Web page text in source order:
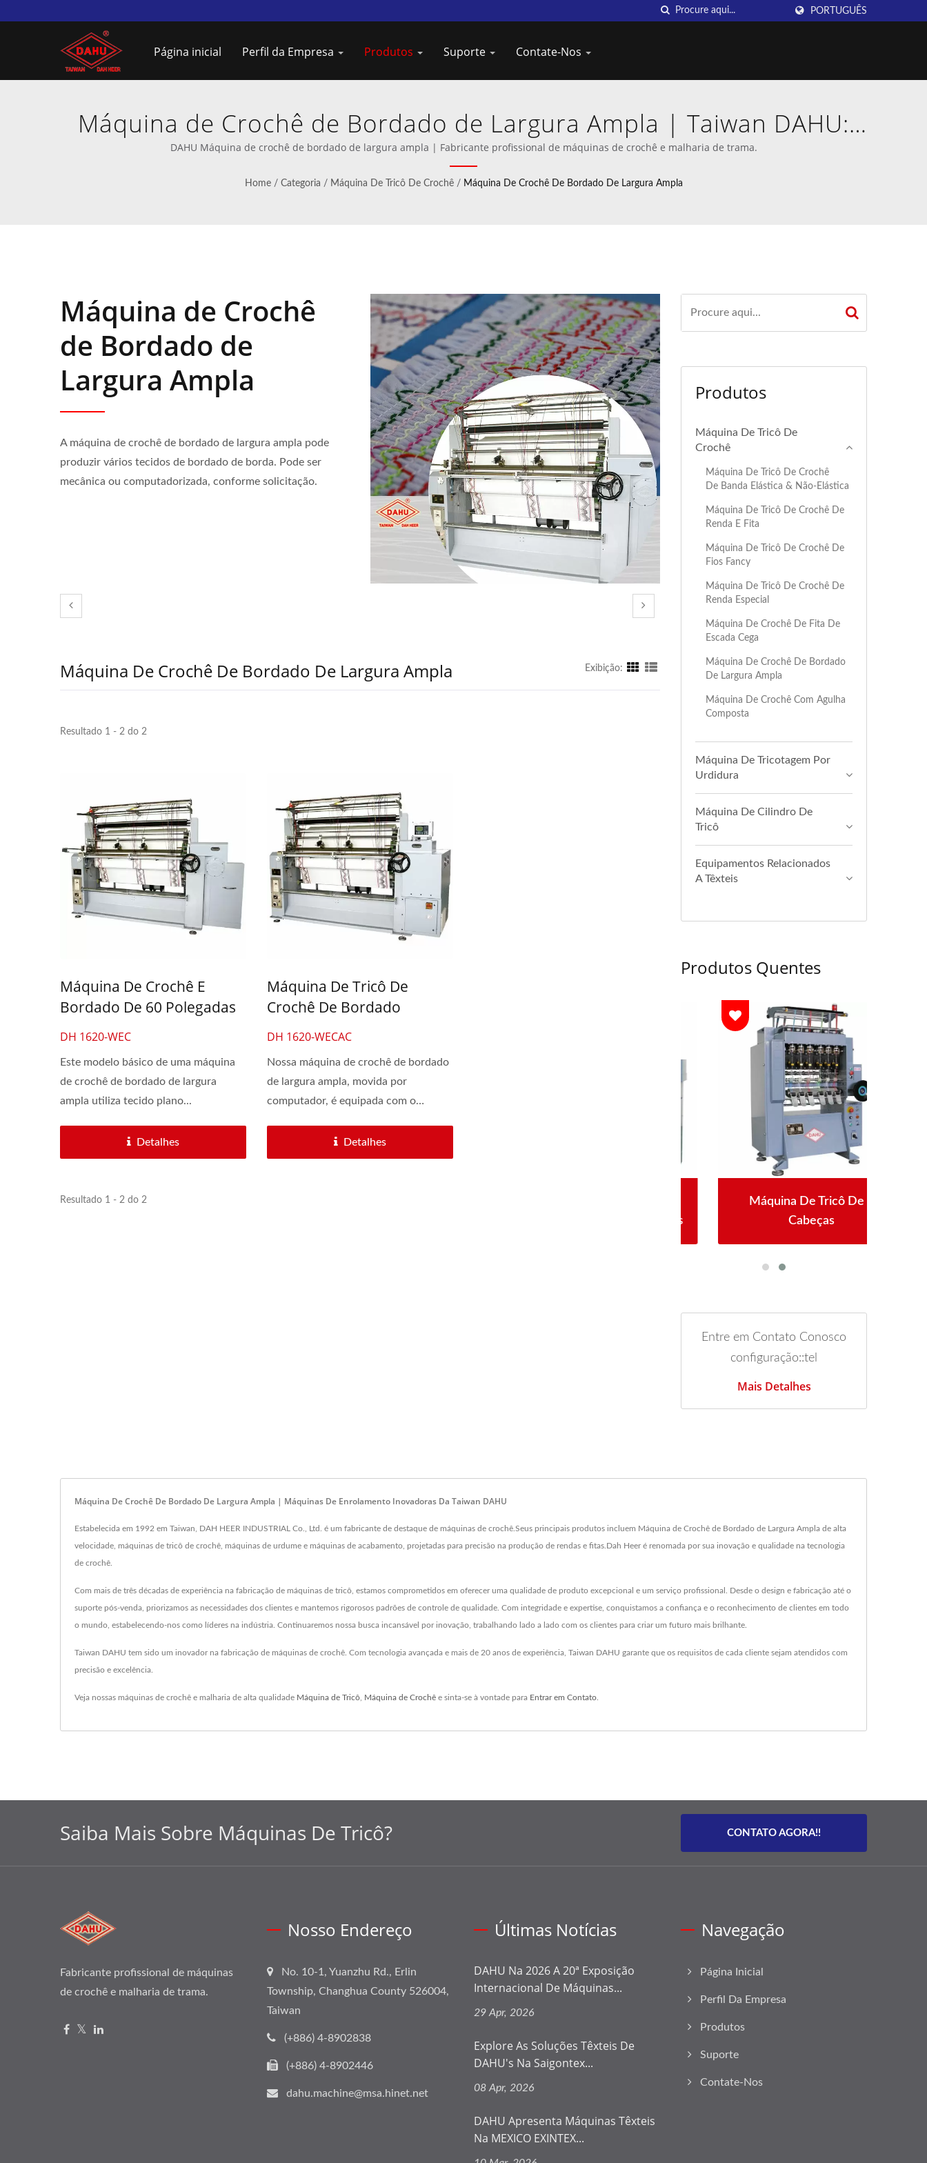
PORTUGUÊS
Página inicial Perfil da Empresa Produtos Suporte Contate-Nos
Máquina de Crochê de Bordado de Largura Ampla | Taiwan DAHU:
Fornecedor Líder de Máquinas de Tricô de Crochê
DAHU Máquina de crochê de bordado de largura ampla | Fabricante profissional de máquinas de crochê e malharia de trama.
Home / Categoria / Máquina De Tricô De Crochê / Máquina De Crochê De Bordado De Largura Ampla
Máquina de Crochê
de Bordado de
Largura Ampla
A máquina de crochê de bordado de largura ampla pode
produzir vários tecidos de bordado de borda. Pode ser
mecânica ou computadorizada, conforme solicitação.
Máquina De Crochê De Bordado De Largura Ampla Exibição:
Resultado 1 - 2 do 2
Máquina De Crochê E
Bordado De 60 Polegadas
Para Tecido De Moda
DH 1620-WEC
Este modelo básico de uma máquina
de crochê de bordado de largura
ampla utiliza tecido plano...
Detalhes
Máquina De Tricô De
Crochê De Bordado
Computadorizada De 60
Tecido De Moda
DH 1620-WECAC
Nossa máquina de crochê de bordado
de largura ampla, movida por
computador, é equipada com o
Detalhes
Resultado 1 - 2 do 2
Produtos
Máquina De Tricô De
Crochê
Máquina De Tricô De Crochê
De Banda Elástica & Não-Elástica
Máquina De Tricô De Crochê De
Renda E Fita
Máquina De Tricô De Crochê De
Fios Fancy
Máquina De Tricô De Crochê De
Renda Especial
Máquina De Crochê De Fita De
Escada Cega
Máquina De Crochê De Bordado
De Largura Ampla
Máquina De Crochê Com Agulha
Composta
Máquina De Tricotagem Por
Urdidura
Máquina De Cilindro De
Tricô
Equipamentos Relacionados
A Têxteis
Produtos Quentes
Máquina De Crochê
Máquina De Tricô De 6
Cabeças
Entre em Contato Conosco
configuração::tel
Mais Detalhes
Máquina De Crochê De Bordado De Largura Ampla | Máquinas De Enrolamento Inovadoras Da Taiwan DAHU
Estabelecida em 1992 em Taiwan, DAH HEER INDUSTRIAL Co., Ltd. é um fabricante de destaque de máquinas de crochê.Seus principais produtos incluem Máquina de Crochê de Bordado de Largura Ampla de alta
velocidade, máquinas de tricô de crochê, máquinas de urdume e máquinas de acabamento, projetadas para precisão na produção de rendas e fitas.Dah Heer é renomada por sua inovação e qualidade na tecnologia
de crochê.
Com mais de três décadas de experiência na fabricação de máquinas de tricô, estamos comprometidos em oferecer uma qualidade de produto excepcional e um serviço profissional. Desde o design e fabricação até o
suporte pós-venda, priorizamos as necessidades dos clientes e mantemos rigorosos padrões de controle de qualidade. Com integridade e expertise, conquistamos a confiança e o reconhecimento de clientes em todo
o mundo, estabelecendo-nos como líderes na indústria. Continuaremos nossa busca incansável por inovação, trabalhando lado a lado com os clientes para criar um futuro mais brilhante.
Taiwan DAHU tem sido um inovador na fabricação de máquinas de crochê. Com tecnologia avançada e mais de 20 anos de experiência, Taiwan DAHU garante que os requisitos de cada cliente sejam atendidos com
precisão e excelência.
Veja nossas máquinas de crochê e malharia de alta qualidade Máquina de Tricô Máquina de Crochê e sinta-se à vontade para Entrar em Contato
Saiba Mais Sobre Máquinas De Tricô? CONTATO AGORA!!
Fabricante profissional de máquinas
de crochê e malharia de trama.
Nosso Endereço
No. 10-1, Yuanzhu Rd., Erlin
Township, Changhua County 526004,
Taiwan
(+886) 4-8902838
(+886) 4-8902446
dahu.machine@msa.hinet.net
Últimas Notícias
DAHU Na 2026 A 20ª Exposição
Internacional De Máquinas...
29 Apr, 2026
Explore As Soluções Têxteis De
DAHU's Na Saigontex...
08 Apr, 2026
DAHU Apresenta Máquinas Têxteis
Na MEXICO EXINTEX...
Navegação
Página Inicial
Perfil Da Empresa
Produtos
Suporte
Contate-Nos